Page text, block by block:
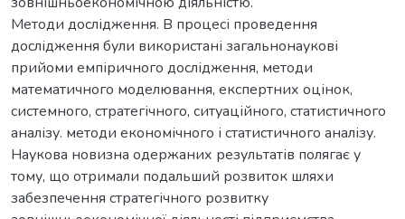
Методи дослідження. В процесі проведення
дослідження були використані загальнонаукові
прийоми емпіричного дослідження, методи
математичного моделювання, експертних оцінок,
системного, стратегічного, ситуаційного, статистичного
аналізу. методи економічного і статистичного аналізу.
Наукова новизна одержаних результатів полягає у
тому, що отримали подальший розвиток шляхи
забезпечення стратегічного розвитку